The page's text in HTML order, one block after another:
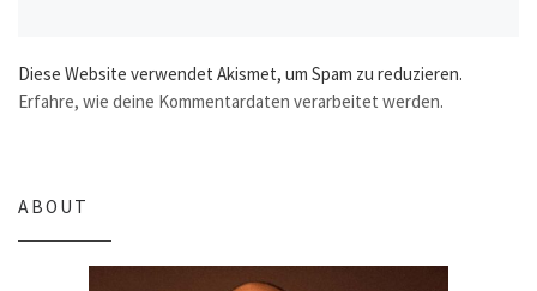
Diese Website verwendet Akismet, um Spam zu reduzieren.
Erfahre, wie deine Kommentardaten verarbeitet werden.
ABOUT